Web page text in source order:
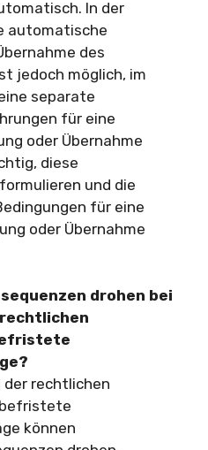
In der
automatische
des
jedoch möglich, im
separate
für eine
oder Übernahme
diese
und die
für eine
oder Übernahme
drohen bei
rechtlichen
können